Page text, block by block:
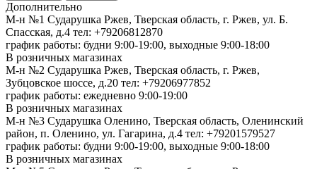
Дополнительно
М-н №1 Сударушка Ржев, Тверская область, г. Ржев, ул. Б.
Спасская, д.4 тел: +79206812870
график работы: будни 9:00-19:00, выходные 9:00-18:00
В розничных магазинах
М-н №2 Cударушка Ржев, Тверская область, г. Ржев,
Зубцовское шоссе, д.20 тел: +79206977852
график работы: ежедневно 9:00-19:00
В розничных магазинах
М-н №3 Сударушка Оленино, Тверская область, Оленинский
район, п. Оленино, ул. Гагарина, д.4 тел: +79201579527
график работы: будни 9:00-19:00, выходные 9:00-18:00
В розничных магазинах